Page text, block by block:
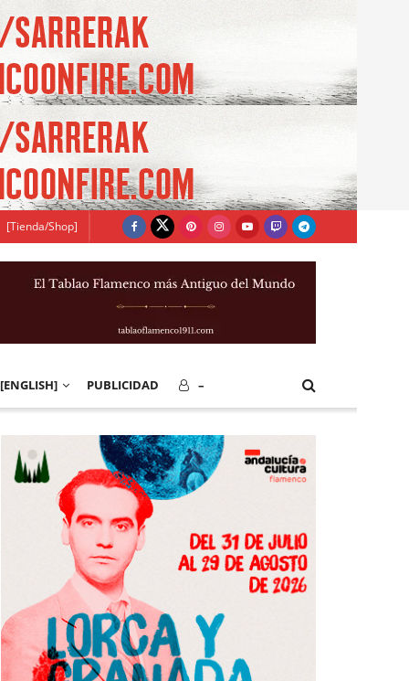
[Tienda/Shop]
[ENGLISH] PUBLICIDAD –